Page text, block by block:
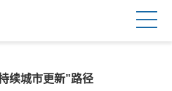
续城市更新”路径